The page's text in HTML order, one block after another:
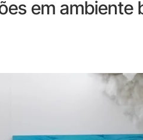
em ambiente